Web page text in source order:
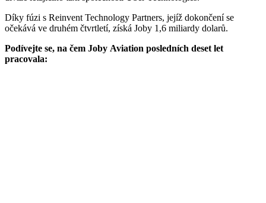
Díky fúzi s Reinvent Technology Partners, jejíž dokončení se
očekává ve druhém čtvrtletí, získá Joby 1,6 miliardy dolarů.
Podívejte se, na čem Joby Aviation posledních deset let
pracovala: